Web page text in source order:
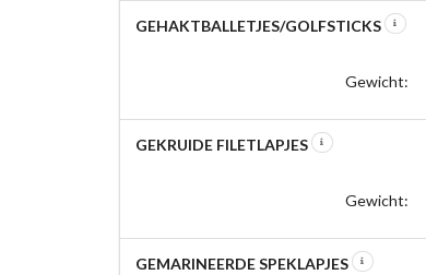
GEHAKTBALLETJES/GOLFSTICKS
Gewicht:
GEKRUIDE FILETLAPJES
Gewicht:
GEMARINEERDE SPEKLAPJES